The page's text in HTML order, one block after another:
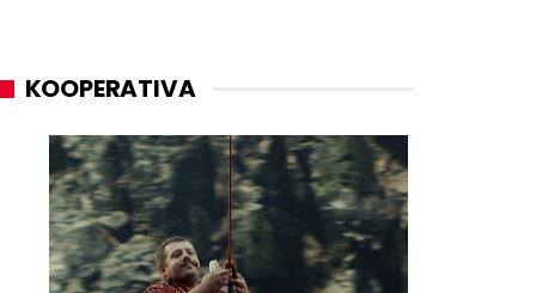
KOOPERATIVA